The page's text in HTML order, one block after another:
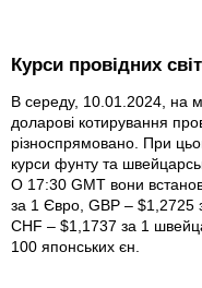
Курси провідних
В середу, 10.01.2024, на
доларові котирування
різноспрямовано. При
курси фунту та
О 17:30 GMT вони
за 1 Євро, GBP – $1,2725
CHF – $1,1737 за 1
100 японських єн.